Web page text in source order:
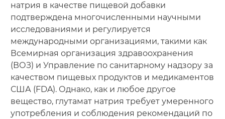
натрия в качестве пищевой добавки
подтверждена многочисленными научными
исследованиями и регулируется
международными организациями, такими как
Всемирная организация здравоохранения
(ВОЗ) и Управление по санитарному надзору за
качеством пищевых продуктов и медикаментов
США (FDA). Однако, как и любое другое
вещество, глутамат натрия требует умеренного
употребления и соблюдения рекомендаций по